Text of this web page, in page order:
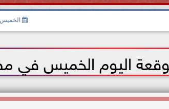
الصحة الخميس، 3 يونيو
اليوم الخميس في